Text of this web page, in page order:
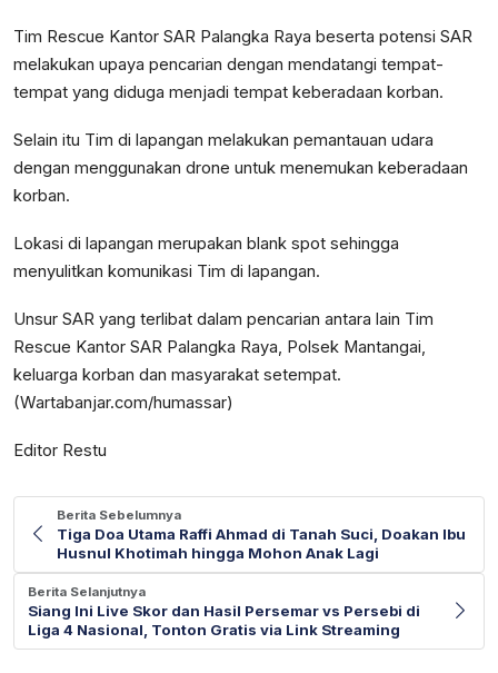
Tim Rescue Kantor SAR Palangka Raya beserta potensi SAR
melakukan upaya pencarian dengan mendatangi tempat-
tempat yang diduga menjadi tempat keberadaan korban.
Selain itu Tim di lapangan melakukan pemantauan udara
dengan menggunakan drone untuk menemukan keberadaan
korban.
Lokasi di lapangan merupakan blank spot sehingga
menyulitkan komunikasi Tim di lapangan.
Unsur SAR yang terlibat dalam pencarian antara lain Tim
Rescue Kantor SAR Palangka Raya, Polsek Mantangai,
keluarga korban dan masyarakat setempat.
(Wartabanjar.com/humassar)
Editor Restu
Berita Sebelumnya
Tiga Doa Utama Raffi Ahmad di Tanah Suci, Doakan Ibu
Husnul Khotimah hingga Mohon Anak Lagi
Berita Selanjutnya
Siang Ini Live Skor dan Hasil Persemar vs Persebi di
Liga 4 Nasional, Tonton Gratis via Link Streaming